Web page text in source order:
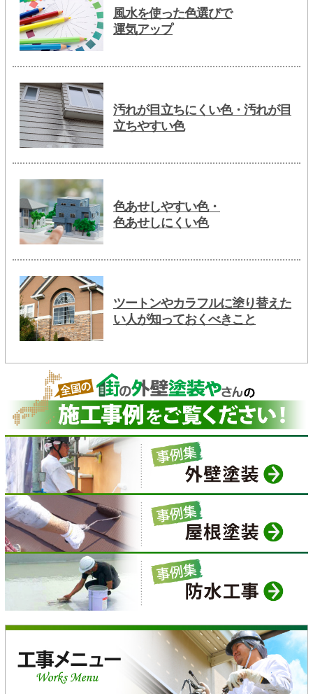
風水を使った色選びで
運気アップ
汚れが目立ちにくい色・汚れが目
立ちやすい色
色あせしやすい色・
色あせしにくい色
ツートンやカラフルに塗り替えた
い人が知っておくべきこと